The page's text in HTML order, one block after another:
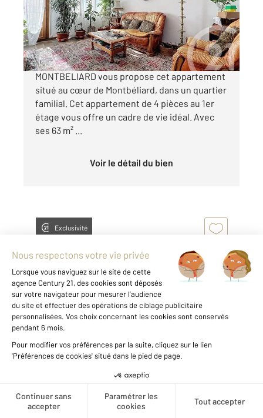
Créer une alerte
Appartement F4 à vendre
85 000 €
CENTURY 21 Agence de la Gare à
MONTBELIARD vous propose cet appartement
situé au cœur de Montbéliard, dans un quartier
familial. Cet appartement de 4 pièces au 1er
étage vous offre un cadre de vie idéal. Avec
ses 63 m² ...
Voir le détail du bien
Exclusivité
MONTBELIARD 25
41,90 m , 3 pièces
69 000 €